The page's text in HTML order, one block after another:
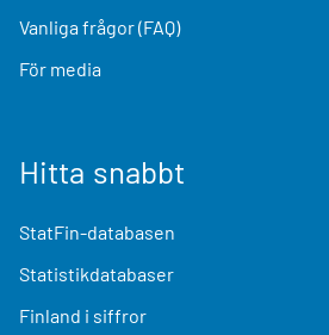
Vanliga frågor (FAQ)
För media
Hitta snabbt
StatFin-databasen
Statistikdatabaser
Finland i siffror